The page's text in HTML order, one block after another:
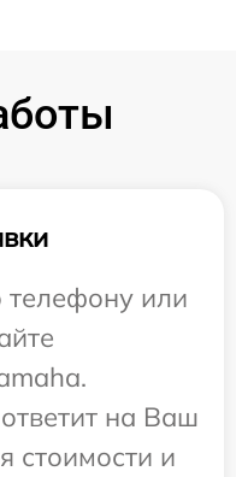
телефону или
на Ваш
стоимости и